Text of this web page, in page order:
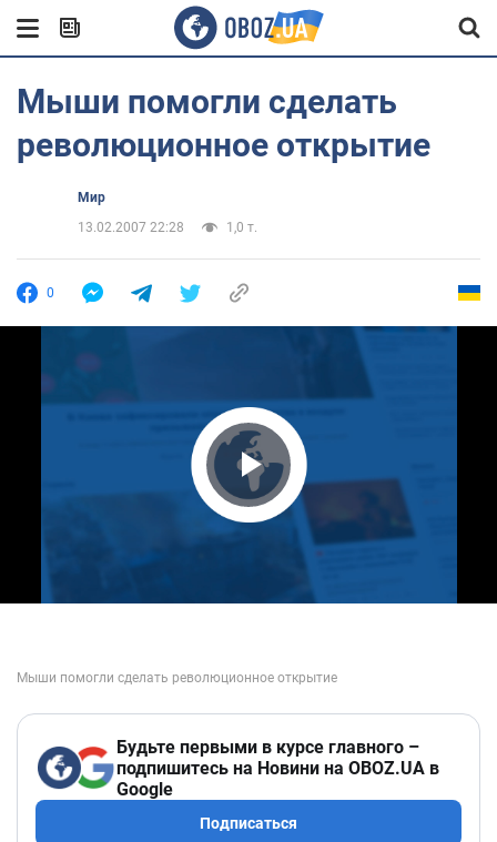
Мыши помогли сделать
революционное открытие
Мир
13.02.2007 22:28
1,0 т.
0
Play Video
Будьте первыми в курсе главного –
подпишитесь на Новини на OBOZ.UA в
Google
Подписаться